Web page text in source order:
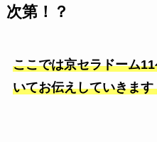
次第！？
ここでは京セラドーム
いてお伝えしていきます